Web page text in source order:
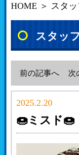
HOME ＞ スタ
スタッ
前の記事へ 次
2025.2.20
🍩ミスド🍩